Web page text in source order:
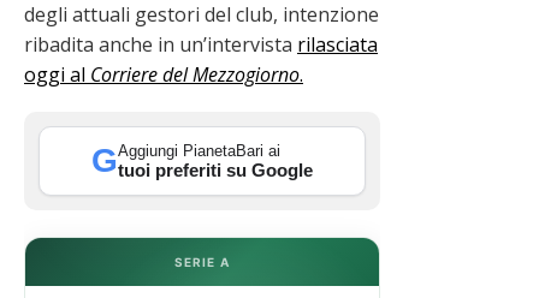
degli attuali gestori del club, intenzione
ribadita anche in un’intervista rilasciata
oggi al Corriere del Mezzogiorno.
GAggiungi PianetaBari ai
tuoi preferiti su Google
SERIE A